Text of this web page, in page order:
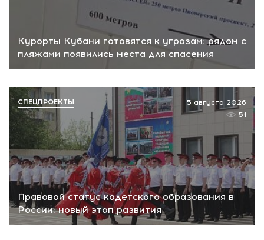
Курорты Кубани готовятся к угрозам: рядом с
пляжами появились места для спасения
Правовой статус кадетского образования в
России: новый этап развития
5 августа 2026
51
СПЕЦПРОЕКТЫ